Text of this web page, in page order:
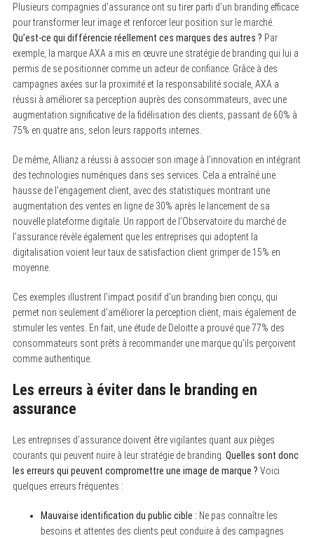
Plusieurs compagnies d’assurance ont su tirer parti d’un branding efficace
pour transformer leur image et renforcer leur position sur le marché.
Qu’est-ce qui différencie réellement ces marques des autres ? Par
exemple, la marque AXA a mis en œuvre une stratégie de branding qui lui a
permis de se positionner comme un acteur de confiance. Grâce à des
campagnes axées sur la proximité et la responsabilité sociale, AXA a
réussi à améliorer sa perception auprès des consommateurs, avec une
augmentation significative de la fidélisation des clients, passant de 60% à
75% en quatre ans, selon leurs rapports internes.
De même, Allianz a réussi à associer son image à l’innovation en intégrant
des technologies numériques dans ses services. Cela a entraîné une
hausse de l’engagement client, avec des statistiques montrant une
augmentation des ventes en ligne de 30% après le lancement de sa
nouvelle plateforme digitale. Un rapport de l’Observatoire du marché de
l’assurance révèle également que les entreprises qui adoptent la
digitalisation voient leur taux de satisfaction client grimper de 15% en
moyenne.
Ces exemples illustrent l’impact positif d’un branding bien conçu, qui
permet non seulement d’améliorer la perception client, mais également de
stimuler les ventes. En fait, une étude de Deloitte a prouvé que 77% des
consommateurs sont prêts à recommander une marque qu’ils perçoivent
comme authentique.
Les erreurs à éviter dans le branding en
assurance
Les entreprises d’assurance doivent être vigilantes quant aux pièges
courants qui peuvent nuire à leur stratégie de branding. Quelles sont donc
les erreurs qui peuvent compromettre une image de marque ? Voici
quelques erreurs fréquentes :
Mauvaise identification du public cible : Ne pas connaître les
besoins et attentes des clients peut conduire à des campagnes
S
a
r
c
o
: